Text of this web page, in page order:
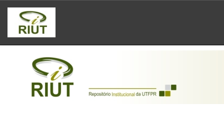
Skip
navigation